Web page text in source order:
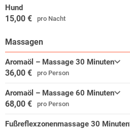
Hund
15,00 € pro Nacht
Massagen
Aromaöl – Massage 30 Minuten
36,00 € pro Person
Aromaöl – Massage 60 Minuten
68,00 € pro Person
Fußreflexzonenmassage 30 Minuten